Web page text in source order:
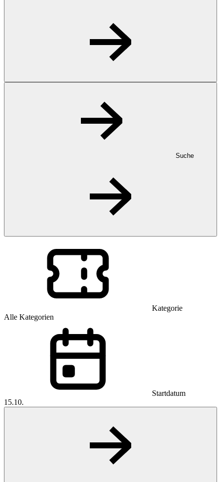
Suche
Kategorie
Alle Kategorien
Startdatum
15.10.